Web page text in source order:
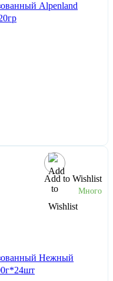
Alpenland
Add to Wishlist
Много
Нежный